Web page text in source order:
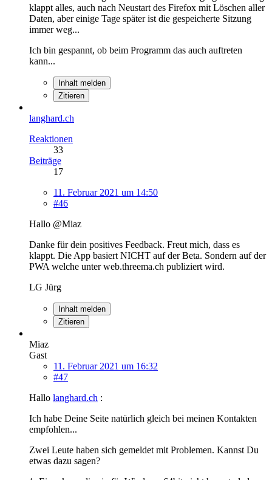
klappt alles, auch nach Neustart des Firefox mit Löschen aller
Daten, aber einige Tage später ist die gespeicherte Sitzung
immer weg...
Ich bin gespannt, ob beim Programm das auch auftreten
kann...
Inhalt melden
Zitieren
langhard.ch
Reaktionen
33
Beiträge
17
11. Februar 2021 um 14:50
#46
Hallo @Miaz
Danke für dein positives Feedback. Freut mich, dass es
klappt. Die App basiert NICHT auf der Beta. Sondern auf der
PWA welche unter web.threema.ch publiziert wird.
LG Jürg
Inhalt melden
Zitieren
Miaz
Gast
11. Februar 2021 um 16:32
#47
Hallo langhard.ch :
Ich habe Deine Seite natürlich gleich bei meinen Kontakten
empfohlen...
Zwei Leute haben sich gemeldet mit Problemen. Kannst Du
etwas dazu sagen?